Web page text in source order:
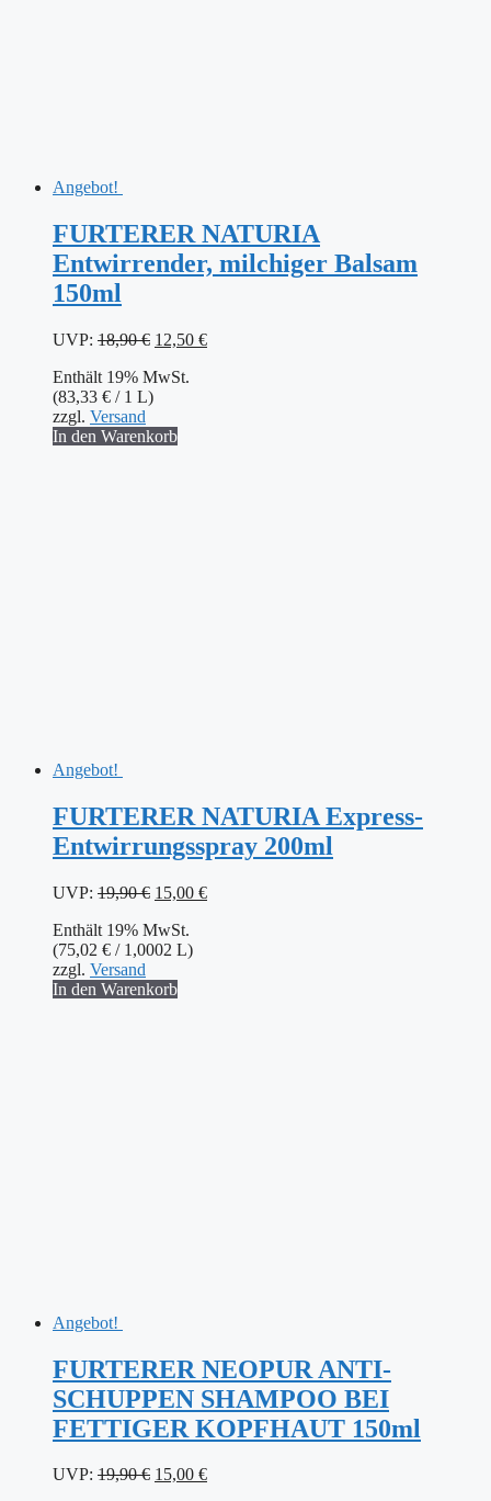
Angebot!
FURTERER NATURIA
Entwirrender, milchiger Balsam
150ml
UVP: 18,90€ Ursprünglicher
war:
12,50 €Aktueller
Enthält 19% MwSt.
(83,33 € / 1 L)
zzgl. Versand
In den Warenkorb
Angebot!
FURTERER NATURIA Express-
Entwirrungsspray 200ml
UVP: 19,90€ Ursprünglicher
war:
19,90 €
15,00 €Aktueller
Enthält 19% MwSt.
(75,02 € / 1,0002 L)
zzgl. Versand
In den Warenkorb
Angebot!
FURTERER NEOPUR ANTI-
SCHUPPEN SHAMPOO BEI
FETTIGER KOPFHAUT 150ml
UVP: 19,90€ Ursprünglicher
15,00 €Aktueller